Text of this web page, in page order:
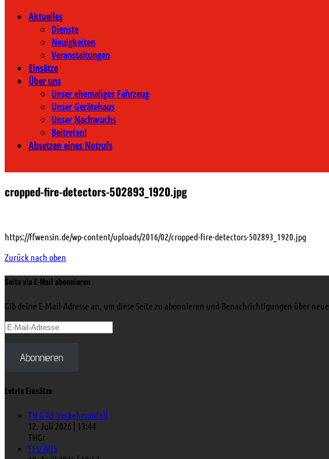
Aktuelles
Dienste
Neuigkeiten
Veranstaltungen
Einsätze
Über uns
Unser ehemaliges Fahrzeug
Unser Gerätehaus
Unser Nachwuchs
Beitreten!
Absetzen eines Notrufs
cropped-fire-detectors-502893_1920.jpg
https://ffwensin.de/wp-content/uploads/2016/02/cropped-fire-detectors-502893_1920.jpg
Zurück nach oben
Seite via E-Mail abonnieren
Gib deine E-Mail-Adresse an, um diese Seite zu abonnieren und Benachrichtigungen über
E-
Mail-
Abonnieren
Letzte Einsätze
TH G R5 Verkehrsunfall
12. Juli 2026
13:44
THGr
FEU AUS